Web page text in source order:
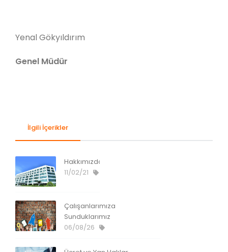
Yenal Gökyıldırım
Genel Müdür
İlgili İçerikler
Hakkımızda
11/02/21
Çalışanlarımıza
Sunduklarımız
06/08/26